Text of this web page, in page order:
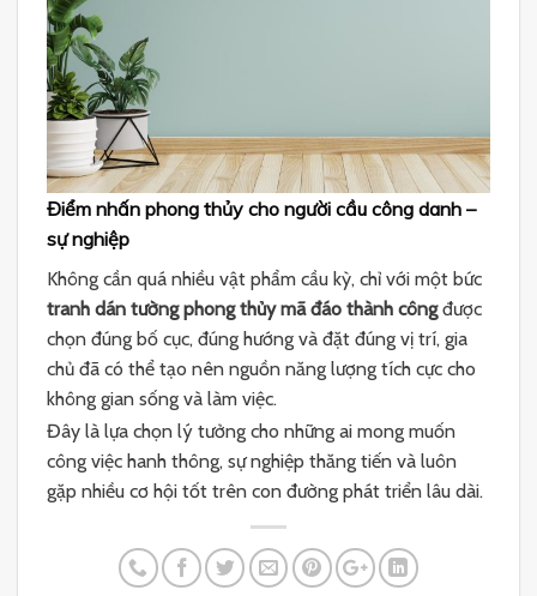
Điểm nhấn phong thủy cho người cầu công danh –
sự nghiệp
Không cần quá nhiều vật phẩm cầu kỳ, chỉ với một bức
tranh dán tường phong thủy mã đáo thành côngđược
chọn đúng bố cục, đúng hướng và đặt đúng vị trí, gia
chủ đã có thể tạo nên nguồn năng lượng tích cực cho
không gian sống và làm việc.
Đây là lựa chọn lý tưởng cho những ai mong muốn
công việc hanh thông, sự nghiệp thăng tiến và luôn
gặp nhiều cơ hội tốt trên con đường phát triển lâu dài.